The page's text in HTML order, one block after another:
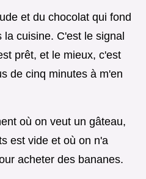
et du chocolat qui fond
cuisine. C'est le signal
prêt, et le mieux, c'est
de cinq minutes à m'en
où on veut un gâteau,
est vide et où on n'a
acheter des bananes.